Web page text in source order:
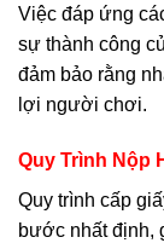
Việc đáp ứng
sự thành công
đảm bảo rằng
lợi người chơi.
Quy Trình Nộp
Quy trình cấp
bước nhất định,